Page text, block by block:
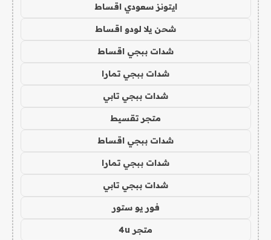
ايتونز سعودي اقساط
شحن يلا لودو اقساط
شدات ببجي اقساط
شدات ببجي تمارا
شدات ببجي تابي
متجر تقسيط
شدات ببجي اقساط
شدات ببجي تمارا
شدات ببجي تابي
فور يو ستور
متجر 4u